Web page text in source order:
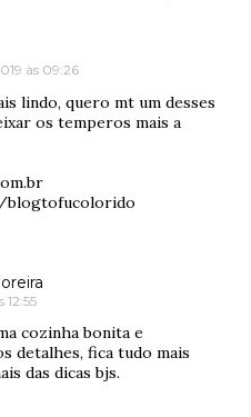
às 09:26
lindo, quero mt um desses
os temperos mais a
blogtofucolorido
12:55
cozinha bonita e
detalhes, fica tudo mais
das dicas bjs.